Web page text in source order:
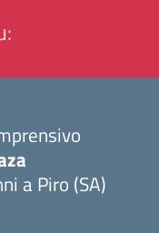
a Piro (SA)